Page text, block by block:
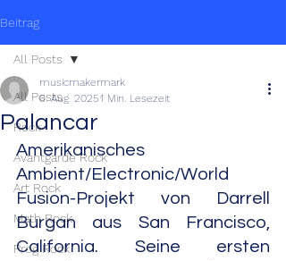
Beitrag
All Posts
Rock
Avantgarde Rock
Art Rock
Math Rock
Prog Rock
All Posts
Palancar
musicmakermark
6. Aug. 20251 Min. Lesezeit
Amerikanisches
Ambient/Electronic/World
Fusion-Projekt von Darrell
Burgan aus San Francisco,
California. Seine ersten